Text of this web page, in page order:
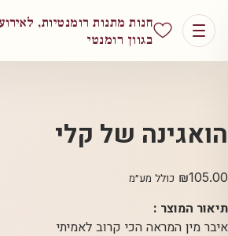
חנות מתנות רומנטיות,
בגוון רומנטי
הואגינה של קלי
₪105.00 כולל מע״מ
תיאור המוצר :
איבר מין המראה הכי קרוב לאמיתי